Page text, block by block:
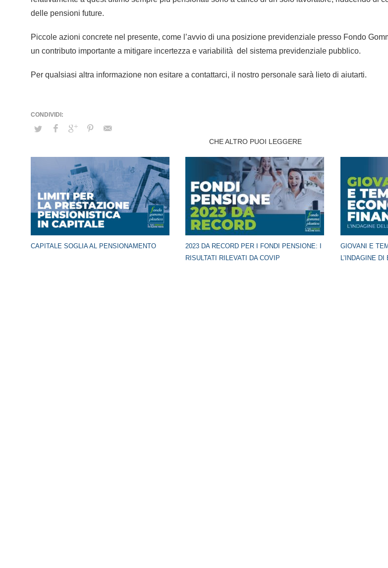
delle pensioni future.
Piccole azioni concrete nel presente, come l’avvio di una posizione previdenziale presso Fondo
un contributo importante a mitigare incertezza e variabilità del sistema previdenziale pubblico.
Per qualsiasi altra informazione non esitare a contattarci, il nostro personale sarà lieto di aiutarti.
CHE ALTRO PUOI LEGGERE
CAPITALE SOGLIA AL PENSIONAMENTO
2023 DA RECORD PER I FONDI PENSIONE: I
RISULTATI RILEVATI DA COVIP
GIOVANI E
L’INDAGINE DI